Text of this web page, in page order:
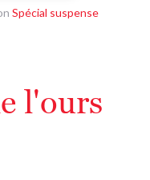
Spécial suspense
l'ours